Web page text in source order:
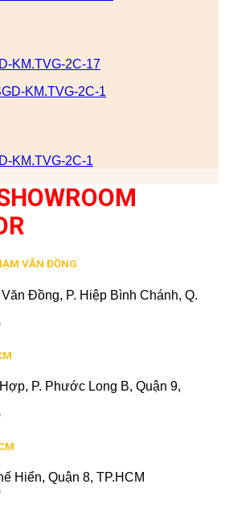
KM.TVG-2C-17
KM.TVG-2C-1
VĂN ĐỒNG
Đồng, P. Hiệp Bình Chánh, Q.
P. Phước Long B, Quận 9,
Hiển, Quận 8, TP.HCM